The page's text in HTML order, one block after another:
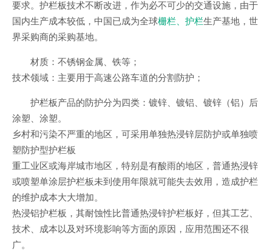
要求。护栏板技术不断改进，作为必不可少的交通设施，由于
国内生产成本较低，中国已成为全球栅栏、护栏生产基地，世
界采购商的采购基地。
材质：不锈钢金属、铁等；
技术领域：主要用于高速公路车道的分割防护；
护栏板产品的防护分为四类：镀锌、镀铝、镀锌（铝）后
涂塑、涂塑。
乡村和污染不严重的地区，可采用单独热浸锌层防护或单独喷
塑防护型护栏板
重工业区或海岸城市地区，特别是有酸雨的地区，普通热浸锌
或喷塑单涂层护栏板未到使用年限就可能失去效用，造成护栏
的维护成本大大增加。
热浸铝护栏板，其耐蚀性比普通热浸锌护栏板好，但其工艺、
技术、成本以及对环境影响等方面的原因，应用范围还不很
广。